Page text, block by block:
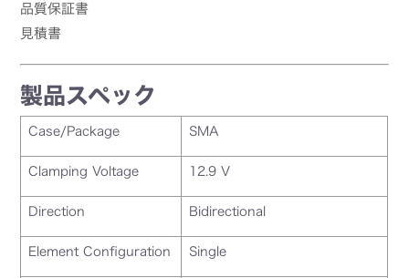
品質保証書
見積書
製品スペック
Case/Package SMA
Clamping Voltage 12.9 V
Direction Bidirectional
Element Configuration Single